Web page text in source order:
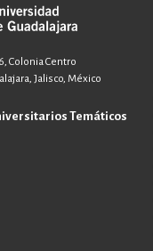
Colonia Centro
Jalisco, México
Temáticos